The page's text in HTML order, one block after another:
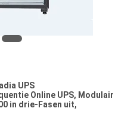
UPS
Online UPS, Modulair
in drie-Fasen uit,